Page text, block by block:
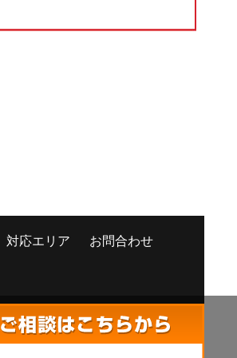
対応エリア お問合わせ